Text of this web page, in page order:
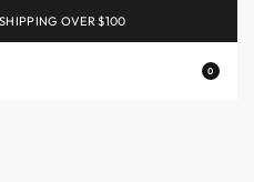
OVER $100
0